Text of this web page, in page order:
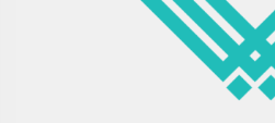
دیده نمی‌شود و برای کارهای
بین سطوح مختلف.